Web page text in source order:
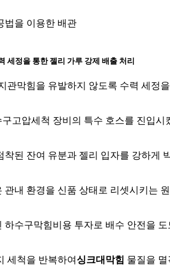
법을 이용한 배관
세정을 통한 젤리 가루 강제 배출 처리
관막힘을 유발하지 않도록 수력 세정을
구고압세척 장비의 특수 호스를 진입시
착된 잔여 유분과 젤리 입자를 강하게
관내 환경을 신품 상태로 리셋시키는
하수구막힘비용 투자로 배수 안전을 도
세척을 반복하여싱크대막힘 물질을 멸